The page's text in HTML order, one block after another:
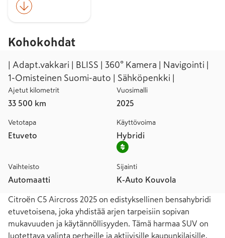
Kohokohdat
| Adapt.vakkari | BLISS | 360° Kamera | Navigointi |
1-Omisteinen Suomi-auto | Sähköpenkki |
Ajetut kilometrit
33 500 km
Vuosimalli
2025
Vetotapa
Etuveto
Käyttövoima
Hybridi
Vaihteisto
Automaatti
Sijainti
K-Auto Kouvola
Citroën C5 Aircross 2025 on edistyksellinen bensahybridi
etuvetoisena, joka yhdistää arjen tarpeisiin sopivan
mukavuuden ja käytännöllisyyden. Tämä harmaa SUV on
luotettava valinta perheille ja aktiivisille kaupunkilaisille,